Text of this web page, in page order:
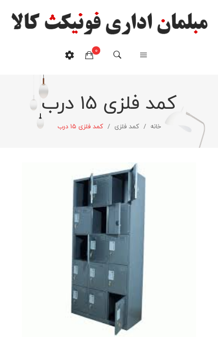
0
هیچ محصولی در سبدخرید نیست.کمد فلزی ۱۵ درب
خانه / کمد فلزی / کمد فلزی ۱۵ درب